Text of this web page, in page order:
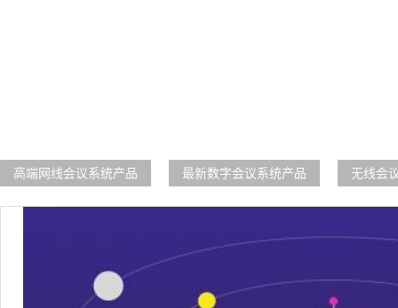
高端网线会议系统产品 最新数字会议系统产品 无线会